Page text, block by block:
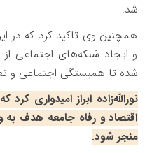
شد.
همچنین وی تاکید کرد که در
و ایجاد شبکه‌های اجتماعی از
شده تا همبستگی اجتماعی و
نورالله‌زاده ابراز امیدواری
اقتصاد و رفاه جامعه هدف به
منجر شود.